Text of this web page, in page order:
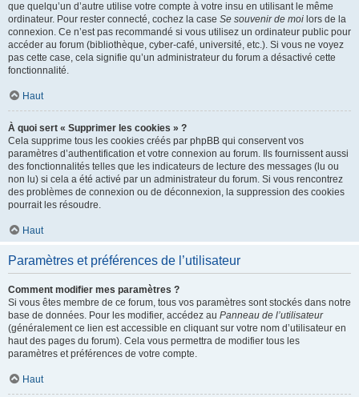
que quelqu’un d’autre utilise votre compte à votre insu en utilisant le même
ordinateur. Pour rester connecté, cochez la case Se souvenir de moi lors de la
connexion. Ce n’est pas recommandé si vous utilisez un ordinateur public pour
accéder au forum (bibliothèque, cyber-café, université, etc.). Si vous ne voyez
pas cette case, cela signifie qu’un administrateur du forum a désactivé cette
fonctionnalité.
Haut
À quoi sert « Supprimer les cookies » ?
Cela supprime tous les cookies créés par phpBB qui conservent vos
paramètres d’authentification et votre connexion au forum. Ils fournissent aussi
des fonctionnalités telles que les indicateurs de lecture des messages (lu ou
non lu) si cela a été activé par un administrateur du forum. Si vous rencontrez
des problèmes de connexion ou de déconnexion, la suppression des cookies
pourrait les résoudre.
Haut
Paramètres et préférences de l’utilisateur
Comment modifier mes paramètres ?
Si vous êtes membre de ce forum, tous vos paramètres sont stockés dans notre
base de données. Pour les modifier, accédez au Panneau de l’utilisateur
(généralement ce lien est accessible en cliquant sur votre nom d’utilisateur en
haut des pages du forum). Cela vous permettra de modifier tous les
paramètres et préférences de votre compte.
Haut